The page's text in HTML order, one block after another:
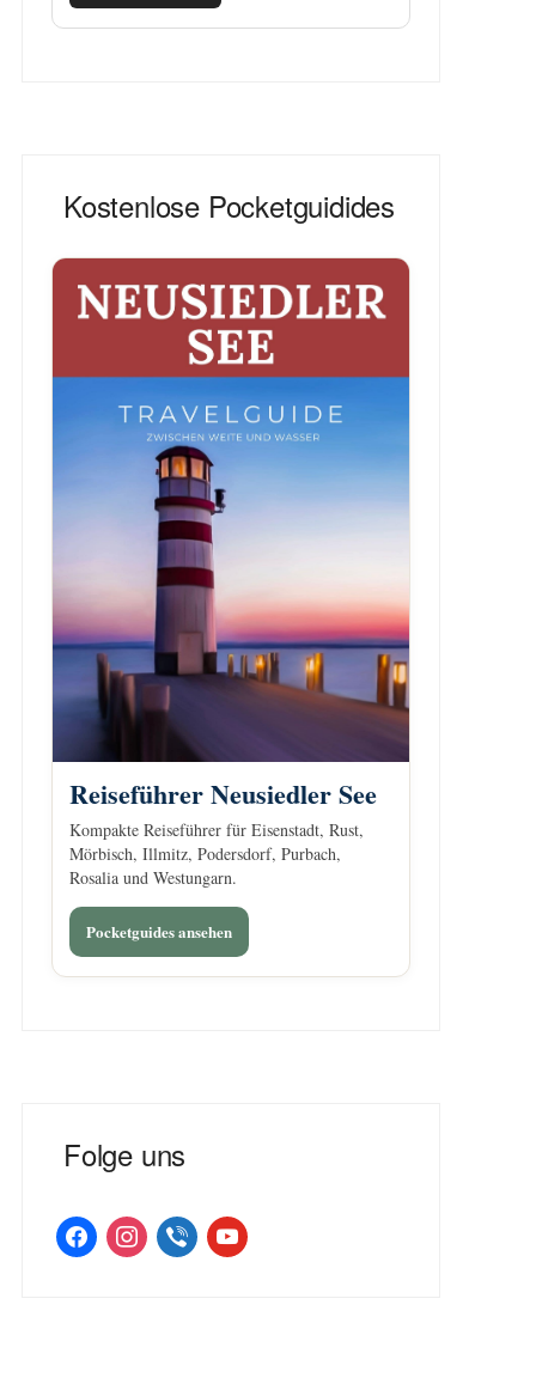
Kostenlose Pocketguidides
Reiseführer Neusiedler See
Kompakte Reiseführer für Eisenstadt, Rust,
Mörbisch, Illmitz, Podersdorf, Purbach,
Rosalia und Westungarn.
Pocketguides ansehen
Folge uns
facebookinstagramviber youtube